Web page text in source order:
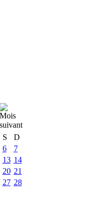
S
D
6
7
13 14
20 21
27 28